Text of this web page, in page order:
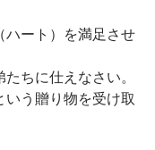
ハート）を満足させ
ちに仕えなさい。
う贈り物を受け取